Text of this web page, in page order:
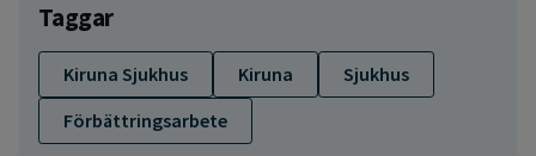
Taggar
Kiruna Sjukhus Kiruna
Sjukhus
Förbättringsarbete